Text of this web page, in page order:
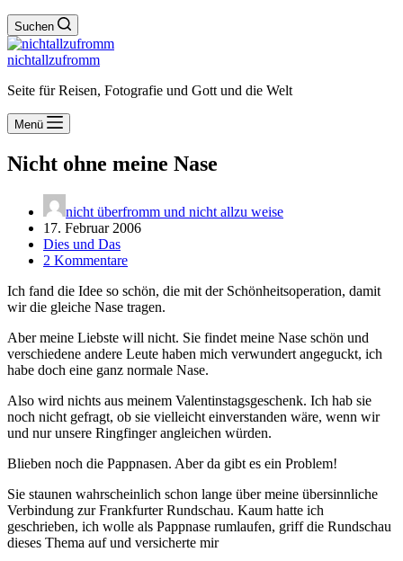
Suchen
nichtallzufromm
Seite für Reisen, Fotografie und Gott und die Welt
Menü
Nicht ohne meine Nase
nicht überfromm und nicht allzu weise
17. Februar 2006
Dies und Das
2 Kommentare
Ich fand die Idee so schön, die mit der Schönheitsoperation, damit
wir die gleiche Nase tragen.
Aber meine Liebste will nicht. Sie findet meine Nase schön und
verschiedene andere Leute haben mich verwundert angeguckt, ich
habe doch eine ganz normale Nase.
Also wird nichts aus meinem Valentinstagsgeschenk. Ich hab sie
noch nicht gefragt, ob sie vielleicht einverstanden wäre, wenn wir
und nur unsere Ringfinger angleichen würden.
Blieben noch die Pappnasen. Aber da gibt es ein Problem!
Sie staunen wahrscheinlich schon lange über meine übersinnliche
Verbindung zur Frankfurter Rundschau. Kaum hatte ich
geschrieben, ich wolle als Pappnase rumlaufen, griff die Rundschau
dieses Thema auf und versicherte mir